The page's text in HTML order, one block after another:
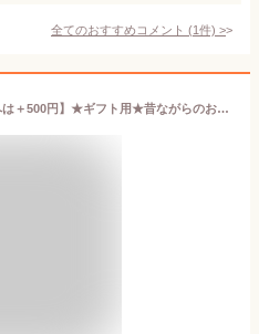
全てのおすすめコメント (1件) >
【送料無料※北海道・沖縄へは＋500円】★ギフト用★昔ながらのお肉屋さん牛すじカレー 5食ギフトボックス入 お取り寄せグルメ ギフト 誕生日 自宅用 肉 簡単 お中元 御中元 お歳暮 御歳暮 父の日 母の日 敬老の日